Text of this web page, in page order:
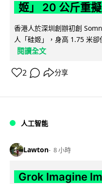
姬」 20 公斤重
香港人於深圳創辦初創
人「硅姬」，身高 1.75 米
閱讀全文
2 分享
人工智能
Lawton 8 小時
Grok Imagine